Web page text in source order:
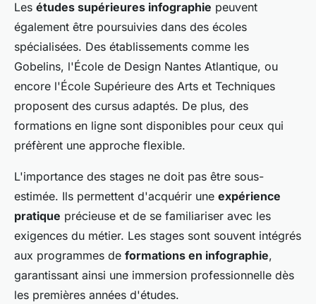
Les études supérieures infographie peuvent
également être poursuivies dans des écoles
spécialisées. Des établissements comme les
Gobelins, l'École de Design Nantes Atlantique, ou
encore l'École Supérieure des Arts et Techniques
proposent des cursus adaptés. De plus, des
formations en ligne sont disponibles pour ceux qui
préfèrent une approche flexible.
L'importance des stages ne doit pas être sous-
estimée. Ils permettent d'acquérir une expérience
pratique précieuse et de se familiariser avec les
exigences du métier. Les stages sont souvent intégrés
aux programmes de formations en infographie,
garantissant ainsi une immersion professionnelle dès
les premières années d'études.